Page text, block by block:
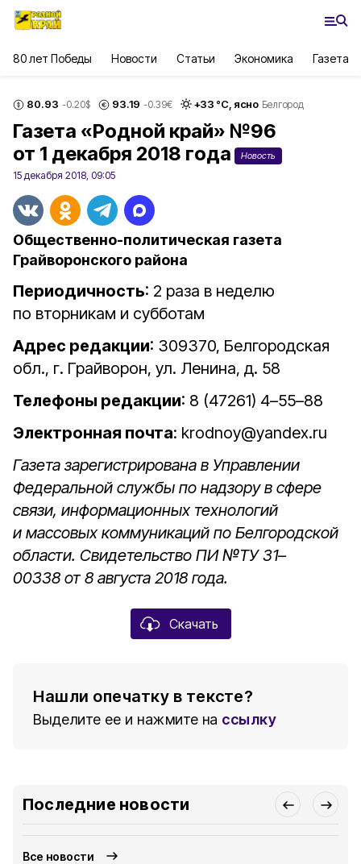
80 лет Победы Новости Статьи Экономика Газета
80.93 -0.20$ 93.19 -0.39€ +33 °С, ясно Белгород
Газета «Родной край» №96
от 1 декабря 2018 года
Новость
15 декабря 2018, 09:05
Общественно-политическая газета
Грайворонского района
Периодичность: 2 раза в неделю
по вторникам и субботам
Адрес редакции: 309370, Белгородская
обл., г. Грайворон, ул. Ленина, д. 58
Телефоны редакции: 8 (47261) 4–55–88
Электронная почта: krodnoy@yandex.ru
Газета зарегистрирована в Управлении
Федеральной службы по надзору в сфере
связи, информационных технологий
и массовых коммуникаций по Белгородской
области. Свидетельство ПИ №ТУ 31–
00338 от 8 августа 2018 года.
Скачать
Нашли опечатку в тексте?
Выделите ее и нажмите на ссылку
Последние новости
Все новости